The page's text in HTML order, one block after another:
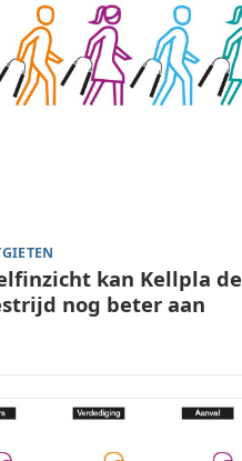
kan Kellpla de
nog beter aan